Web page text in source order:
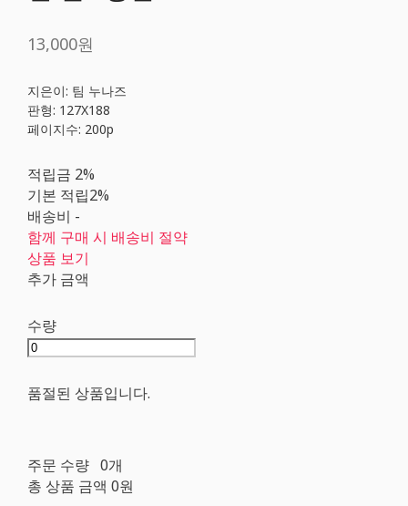
13,000원
지은이: 팀 누나즈
판형: 127X188
페이지수: 200p
적립금 2%
기본 적립2%
배송비 -
함께 구매 시 배송비 절약
상품 보기
추가 금액
수량
품절된 상품입니다.
주문 수량 0개
총 상품 금액 0원